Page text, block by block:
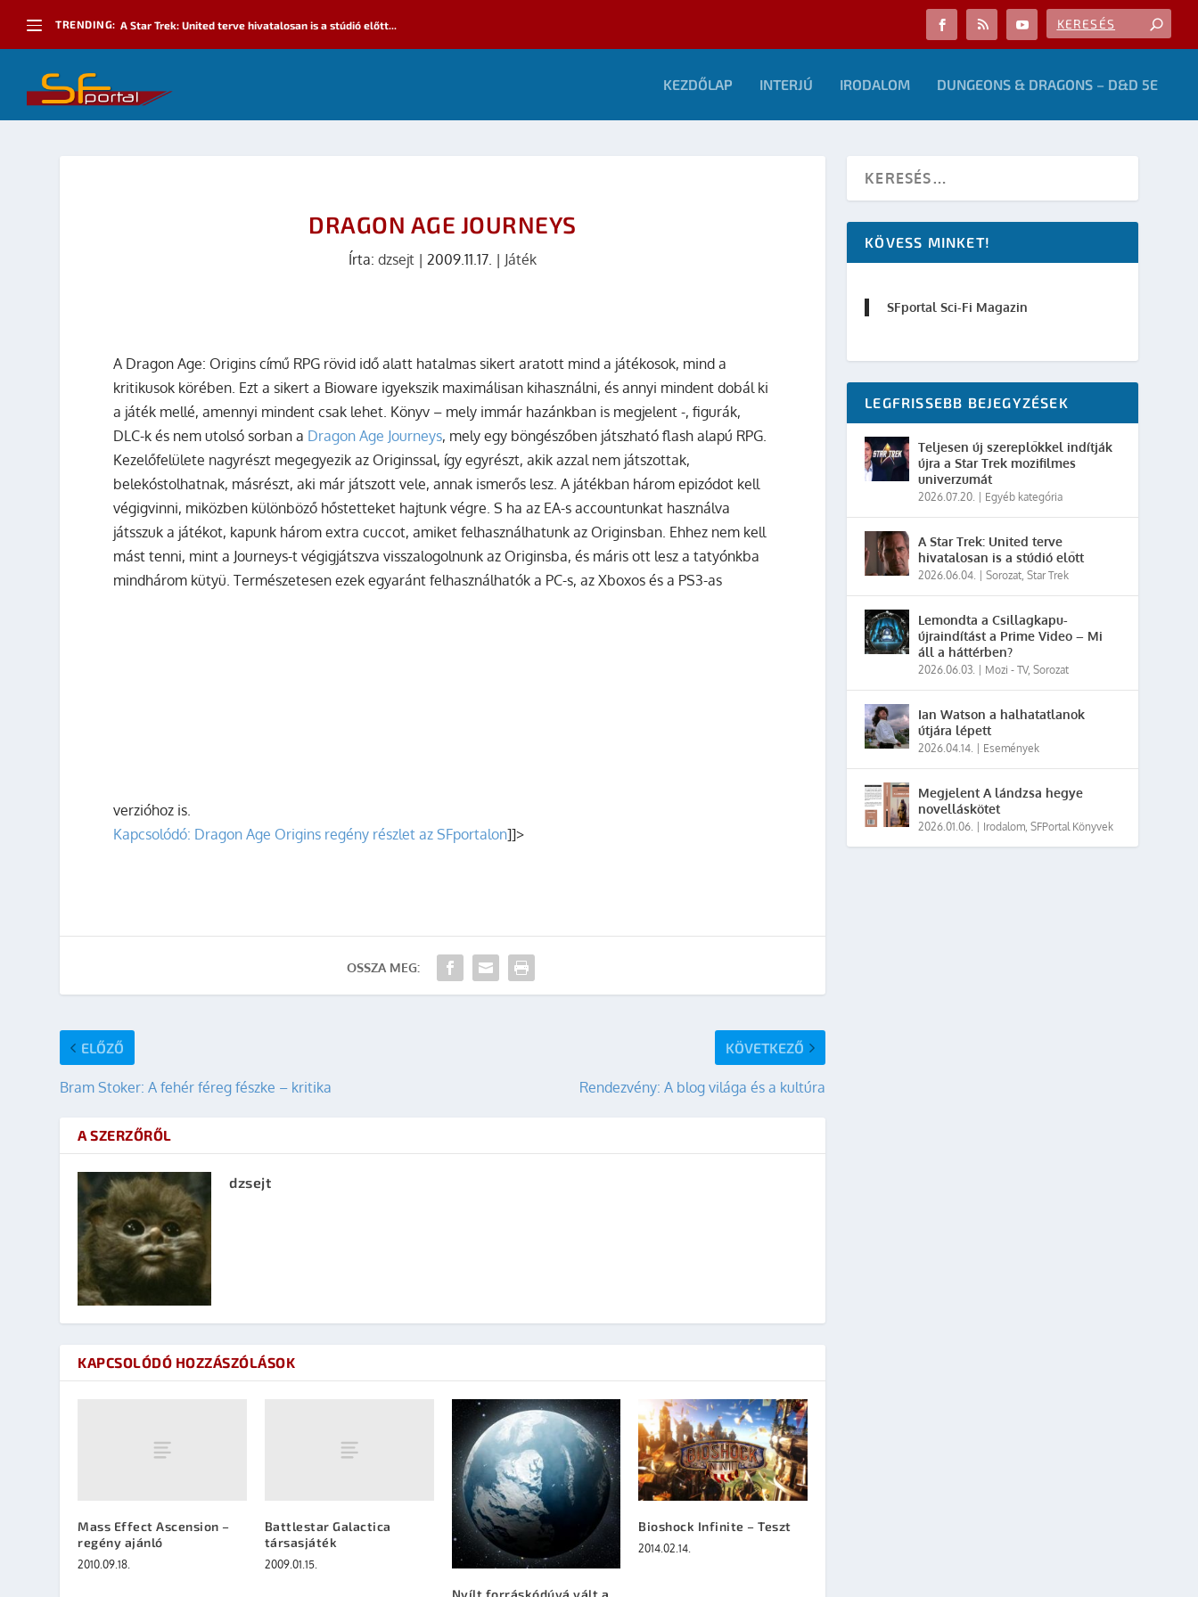
TRENDING: A Star Trek: United terve hivatalosan is a stúdió előtt...
KEZDŐLAP INTERJÚ IRODALOM DUNGEONS & DRAGONS – D&D 5E
DRAGON AGE JOURNEYS
Írta:dzsejt |2009.11.17. | Játék
A Dragon Age: Origins című RPG rövid idő alatt hatalmas sikert aratott mind a játékosok, mind a
kritikusok körében. Ezt a sikert a Bioware igyekszik maximálisan kihasználni, és annyi mindent dobál ki
a játék mellé, amennyi mindent csak lehet. Könyv – mely immár hazánkban is megjelent -, figurák,
DLC-k és nem utolsó sorban a Dragon Age Journeys, mely egy böngészőben játszható flash alapú RPG.
Kezelőfelülete nagyrészt megegyezik az Originssal, így egyrészt, akik azzal nem játszottak,
belekóstolhatnak, másrészt, aki már játszott vele, annak ismerős lesz. A játékban három epizódot kell
végigvinni, miközben különböző hőstetteket hajtunk végre. S ha az EA-s accountunkat használva
játsszuk a játékot, kapunk három extra cuccot, amiket felhasználhatunk az Originsban. Ehhez nem kell
mást tenni, mint a Journeys-t végigjátszva visszalogolnunk az Originsba, és máris ott lesz a tatyónkba
mindhárom kütyü. Természetesen ezek egyaránt felhasználhatók a PC-s, az Xboxos és a PS3-as
verzióhoz is.
Kapcsolódó: Dragon Age Origins regény részlet az SFportalon]]>
OSSZA MEG:
ELŐZŐ
Bram Stoker: A fehér féreg fészke – kritika
KÖVETKEZŐ
Rendezvény: A blog világa és a kultúra
A SZERZŐRŐL
dzsejt
KAPCSOLÓDÓ HOZZÁSZÓLÁSOK
Mass Effect Ascension –
regény ajánló
2010.09.18.
Battlestar Galactica
társasjáték
2009.01.15.
Nyílt forráskódúvá vált a
Bioshock Infinite – Teszt
2014.02.14.
KÖVESS MINKET!
SFportal Sci-Fi Magazin
LEGFRISSEBB BEJEGYZÉSEK
Teljesen új szereplőkkel indítják
újra a Star Trek mozifilmes
univerzumát
2026.07.20. Egyéb kategória
A Star Trek: United terve
hivatalosan is a stúdió előtt
2026.06.04. |Sorozat,Star Trek
Lemondta a Csillagkapu-
újraindítást a Prime Video – Mi
áll a háttérben?
2026.06.03. Mozi - TV,Sorozat
Ian Watson a halhatatlanok
útjára lépett
2026.04.14. Események
Megjelent A lándzsa hegye
novelláskötet
2026.01.06. Irodalom,SFPortal Könyvek